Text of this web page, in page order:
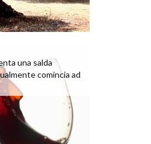
una salda
comincia ad